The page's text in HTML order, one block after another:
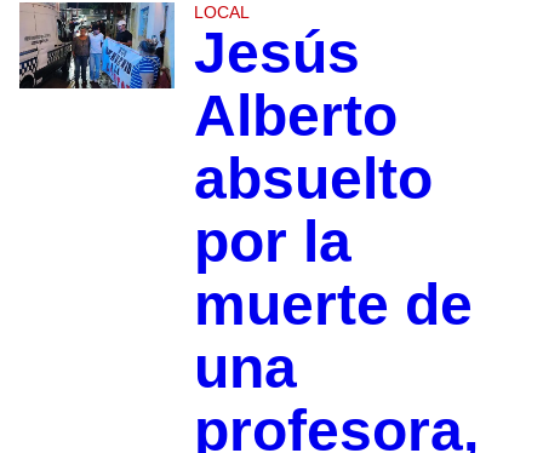
LOCAL
Jesús
Alberto
absuelto
por la
muerte de
una
profesora,